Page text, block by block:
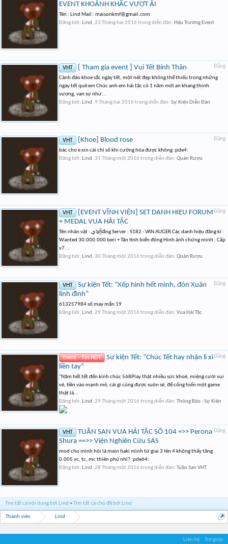
EVENT KHOẢNH KHẮC VƯỢT ẢI
Tên : Lind Mail : maisonkmf@gmail.com
Đăng bởi: Lind , 23 Tháng hai 2016 trong diễn đàn: Hậu Trường Event
Đăng
VHT [ Tham gia event ] Vui Tết Bính Thân
Cành đào khoe sắc ngày tết, một nét đẹp không thể thiếu trong những
ngày tết quê em Chúc anh em hải tặc có 1 năm mới an khang thịnh
vượng, vạn sự như...
Đăng bởi: Lind , 9 Tháng hai 2016 trong diễn đàn: Sự Kiện Diễn Đàn
Đăng
VHT [Khoe] Blood rose
bác cho e xin cái chỉ số khi cường hóa được không :pde4:
Đăng bởi: Lind , 31 Tháng một 2016 trong diễn đàn: Quán Rượu
Đăng
VHT
[EVENT VĨNH VIỄN] SET DANH HIỆU FORUM
+ MEDAL VUA HẢI TẶC
Tên nhân vật : ﻱ๖ۣۜNắng Server : S182 - VAN AUGER Các danh hiệu đăng kí :
Wanted 30.000.000 beri + Tân tinh biển đông Hình ảnh chứng minh : Cấp
v7...
Đăng bởi: Lind , 30 Tháng một 2016 trong diễn đàn: Quán Rượu
Đăng
VHT
Sự kiện Tết: “Xếp hình hết mình, đón Xuân
linh đình”
613257984 số may mắn 19
Đăng bởi: Lind , 29 Tháng một 2016 trong diễn đàn: Vua Hải Tặc
Đăng
Event - Tin HOT
Sự kiện Tết: “Chúc Tết hay nhận lì xì
liền tay”
"Năm hết tết đến kính chúc 568Play thật nhiều sức khoẻ, miệng cười vui
vẻ, tiền vào mạnh mẽ, cái gì cũng được suôn sẻ, để cống hiến một game
thật là...
Đăng bởi: Lind , 29 Tháng một 2016 trong diễn đàn: Thông Báo - Sự Kiện
Đăng
VHT
TUẦN SAN VUA HẢI TẶC SỐ 104 =>> Perona
Shura ==>> Viện Nghiên Cứu SAS
mod cho mình hỏi là main haki mình từ giai 3 lên 4 không thấy tăng
0.005 vc, tc, mc thiên phú nhỉ? :pde64:
Đăng bởi: Lind , 28 Tháng một 2016 trong diễn đàn: Tuần San VHT
Tìm tất cả nội dung bởi Lind Tìm tất cả chủ đề bởi Lind
Thành viên Lind
Liên hệ Trợ giúp